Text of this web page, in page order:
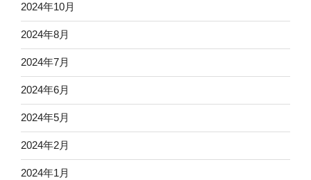
2024年10月
2024年8月
2024年7月
2024年6月
2024年5月
2024年2月
2024年1月